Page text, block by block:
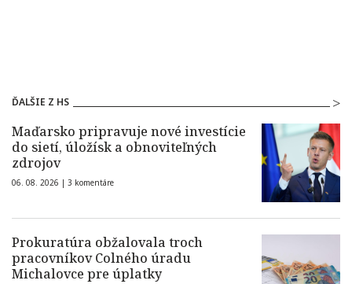
ĎALŠIE Z HS
Maďarsko pripravuje nové investície
do sietí, úložísk a obnoviteľných
zdrojov
06. 08. 2026 | 3 komentáre
Prokuratúra obžalovala troch
pracovníkov Colného úradu
Michalovce pre úplatky